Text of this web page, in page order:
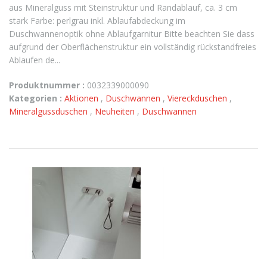
aus Mineralguss mit Steinstruktur und Randablauf, ca. 3 cm
stark Farbe: perlgrau inkl. Ablaufabdeckung im
Duschwannenoptik ohne Ablaufgarnitur Bitte beachten Sie dass
aufgrund der Oberflächenstruktur ein vollständig rückstandfreies
Ablaufen de...
Produktnummer : 0032339000090
Kategorien : Aktionen , Duschwannen , Viereckduschen ,
Mineralgussduschen , Neuheiten , Duschwannen